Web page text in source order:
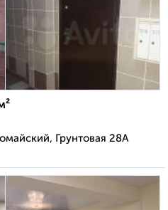
Грунтовая 28А